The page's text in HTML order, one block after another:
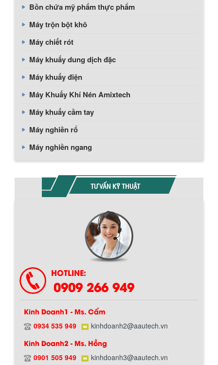
Bồn chứa mỹ phẩm thực phẩm
Máy trộn bột khô
Máy chiết rót
Máy khuấy dung dịch đặc
Máy khuấy điện
Máy Khuấy Khí Nén Amixtech
Máy khuấy cầm tay
Máy nghiền rổ
Máy nghiền ngang
TƯ VẤN KỸ THUẬT
HOTLINE:
0909 266 949
Kinh Doanh1 - Ms. Cẩm
0934 535 949 kinhdoanh2@aautech.vn
Kinh Doanh2 - Ms. Hồng
0901 505 949 kinhdoanh3@aautech.vn
Chính sách giao hàng
Hướng dẫn thanh toán mua hàng
Bồn chứa giải nhiệt sơn, mực in có cấu
tạo gồm 2 lớp inox và được dùng để